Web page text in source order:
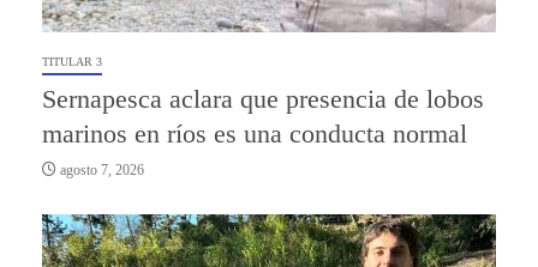
TITULAR 3
Sernapesca aclara que presencia de lobos
marinos en ríos es una conducta normal
agosto 7, 2026